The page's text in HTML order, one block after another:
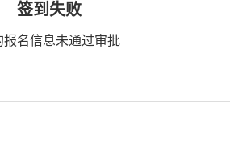
签到失败
报名信息未通过审批